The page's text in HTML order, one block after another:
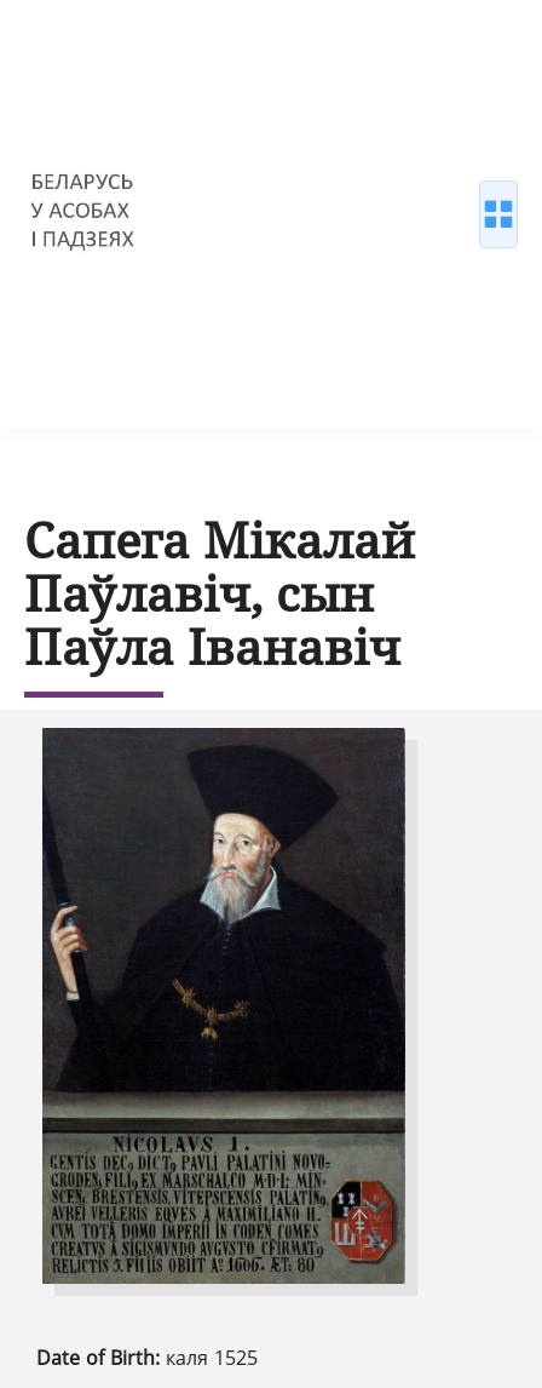
Сапега Мікалай
Паўлавіч, сын
Паўла Іванавіч
Date of Birth: каля 1525